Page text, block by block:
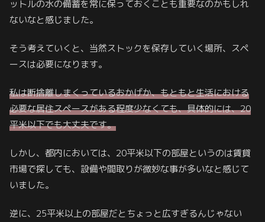
ットルの水の備蓄を常に保っておくことも重要なのかもしれ
ないなと感じました。
そう考えていくと、当然ストックを保存していく場所、スペ
ースは必要になります。
私は断捨離しまくっているおかげか、もともと生活における
必要な居住スペースがある程度少なくても、具体的には、20
平米以下でも大丈夫です。
しかし、都内においては、20平米以下の部屋というのは賃貸
市場で探しても、設備や間取りが微妙な事が多いなと感じて
いました。
逆に、25平米以上の部屋だとちょっと広すぎるんじゃない